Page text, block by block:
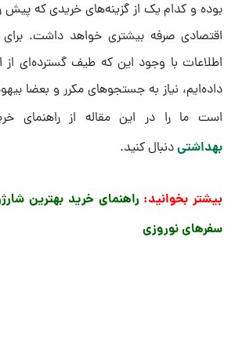
بوده و کدام یک از گزینه‌های خریدی که پیش
اقتصادی صرفه بیشتری خواهد داشت.
اطلاعات با وجود این که طیف گسترده‌ای از
داده‌ایم، نیاز به جستجوهای مکرر و بعضا
است ما را در این مقاله از راهنمای
بهداشتیدنبال کنید.
بیشتر بخوانید: راهنمای خرید بهترین
سفرهای نوروزی